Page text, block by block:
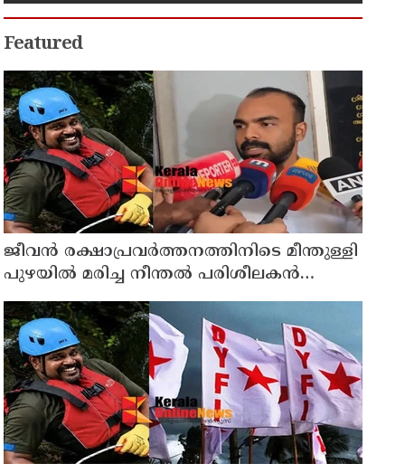
Featured
ജീവൻ രക്ഷാപ്രവർത്തനത്തിനിടെ മീന്തുള്ളി
പുഴയിൽ മരിച്ച നീന്തൽ പരിശീലകൻ
രാജേഷിൻ്റെ മൃതദേഹത്തോട് അനാദരവ് :
റിപ്പോർട്ട് ലഭിച്ചാലുടൻ നടപടിയെന്ന് കളക്ടർ